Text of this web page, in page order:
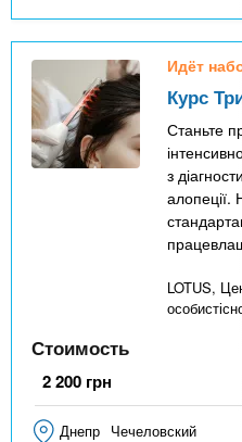
Идёт
Курс
Станьте
з
алопеції.
LOTUS,
Стоимость
2 200 грн
Днепр Чечеловский